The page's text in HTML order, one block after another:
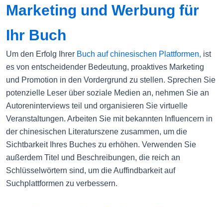
Marketing und Werbung für
Ihr Buch
Um den Erfolg Ihrer Buch auf chinesischen Plattformen, ist
es von entscheidender Bedeutung, proaktives Marketing
und Promotion in den Vordergrund zu stellen. Sprechen Sie
potenzielle Leser über soziale Medien an, nehmen Sie an
Autoreninterviews teil und organisieren Sie virtuelle
Veranstaltungen. Arbeiten Sie mit bekannten Influencern in
der chinesischen Literaturszene zusammen, um die
Sichtbarkeit Ihres Buches zu erhöhen. Verwenden Sie
außerdem Titel und Beschreibungen, die reich an
Schlüsselwörtern sind, um die Auffindbarkeit auf
Suchplattformen zu verbessern.